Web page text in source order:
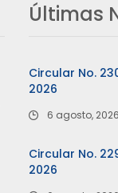
Últimas
Circular No.
2026
6 agosto, 2026
Circular No.
2026